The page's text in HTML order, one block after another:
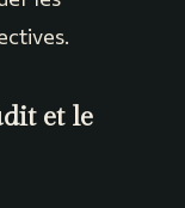
et le